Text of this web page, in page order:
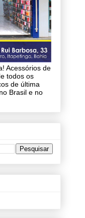
Acessórios de
todos os
de última
Brasil e no